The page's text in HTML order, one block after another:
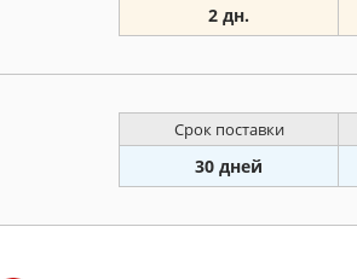
2 дн.
Срок поставки
30 дней